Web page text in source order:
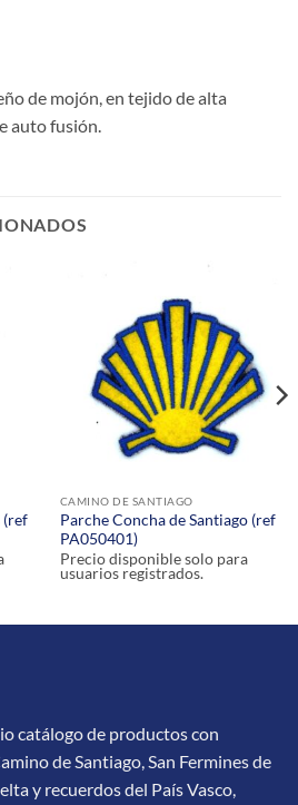
de mojón, en tejido de alta
auto fusión.
(ref
CAMINO DE SANTIAGO
Parche Concha de Santiago (ref
PA050401)
Precio disponible solo para
usuarios registrados.
catálogo de productos con
de Santiago, San Fermines de
y recuerdos del País Vasco,